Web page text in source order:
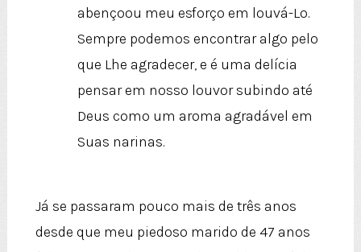
abençoou meu esforço em louvá-Lo.
Sempre podemos encontrar algo pelo
que Lhe agradecer, e é uma delícia
pensar em nosso louvor subindo até
Deus como um aroma agradável em
Suas narinas.
Já se passaram pouco mais de três anos
desde que meu piedoso marido de 47 anos